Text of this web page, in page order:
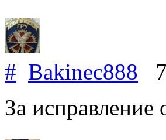
# Bakinec888
За